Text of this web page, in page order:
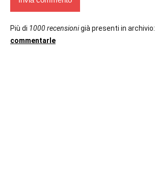
Più di 1000 recensionigià presenti in archivio:
commentarle